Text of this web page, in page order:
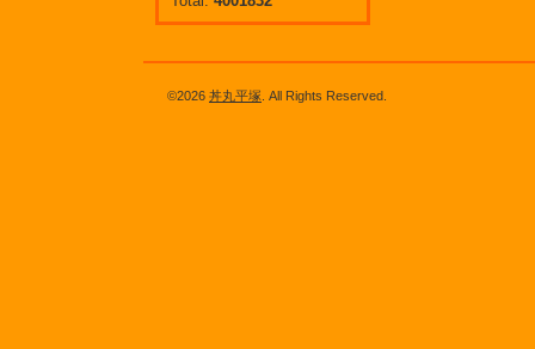
©2026 丼丸平塚 . All Rights Reserved.